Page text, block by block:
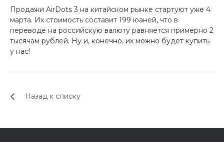
раз в 2
недели
plait.ru
Продажи AirDots 3 на китайском рынке стартуют уже 4
марта. Их стоимость составит 199 юаней, что в
переводе на российскую валюту равняется примерно 2
тысячам рублей. Ну и, конечно, их можно будет купить
у нас!
Назад к списку